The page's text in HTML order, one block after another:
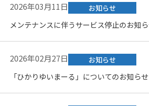
2026年03月11日 お知らせ
メンテナンスに伴うサービス停止のお知
2026年02月27日 お知らせ
「ひかりゆいまーる」についてのお知らせ